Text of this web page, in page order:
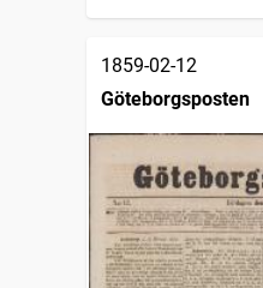
1859-02-12
Göteborgsposten